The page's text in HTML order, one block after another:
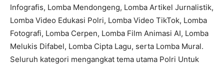
Infografis, Lomba Mendongeng, Lomba Artikel Jurnalistik,
Lomba Video Edukasi Polri, Lomba Video TikTok, Lomba
Fotografi, Lomba Cerpen, Lomba Film Animasi AI, Lomba
Melukis Difabel, Lomba Cipta Lagu, serta Lomba Mural.
Seluruh kategori mengangkat tema utama Polri Untuk